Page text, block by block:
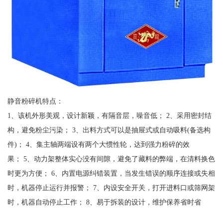
静音粉碎机特点：
1、该机外形美观，设计新颖，有隔音层，噪音低； 2、采用密封结
构，避免粉尘污染； 3、出料方式可以是抽屉式或自动吸料(备选构
件)； 4、集主轴两端设有两个大惯性轮，达到强力粉碎的效
果； 5、动力架整体实心没有间隙，避免了藏料的弊端，在清料换色
时更为方便； 6、内置电源纠错装置，当发生错误的顺序连接或失相
时，机器停止运行并报警； 7、内设安全开关，打开进料口或筛网架
时，机器自动停止工作； 8、易于拆装的设计，维护保养省时省